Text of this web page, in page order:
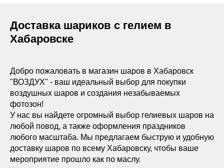
Доставка шариков с гелием в
Хабаровске
Добро пожаловать в магазин шаров в Хабаровск
"ВОЗДУХ" - ваш идеальный выбор для покупки
воздушных шаров и создания незабываемых
фотозон!
У нас вы найдете огромный выбор гелиевых шаров на
любой повод, а также оформления праздников
любого масштаба. Мы предлагаем быструю и удобную
доставку шаров по всему Хабаровску, чтобы ваше
мероприятие прошло как по маслу.